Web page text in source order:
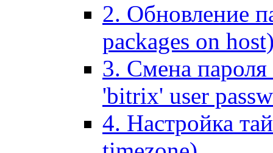
2. Обновление
packages on
3. Смена пароля
'bitrix' user
4. Настройка